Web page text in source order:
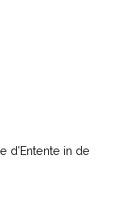
d’Entente in de